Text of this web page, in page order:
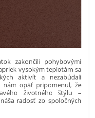
zakončili pohybovými
vysokým teplotám sa
aktivít a nezabúdali
nám opäť pripomenul, že
životného štýlu –
radosť zo spoločných